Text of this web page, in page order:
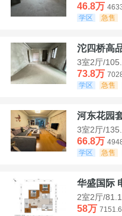
46.8万
学区
急售
沱四桥高
3室2厅/
73.8万
学区
急售
河东花园
3室2厅/
66.8万
学区
急售
华盛国际
2室2厅/
58万